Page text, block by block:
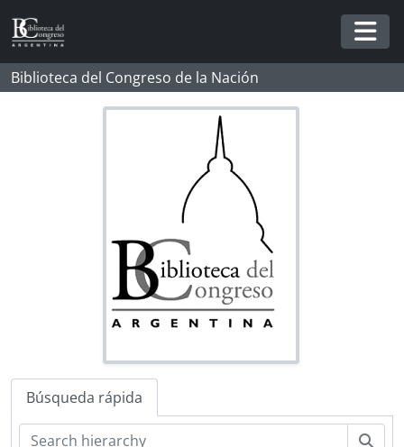
Skip to main content
Biblioteca del Congreso de la Nación
Búsqueda rápida